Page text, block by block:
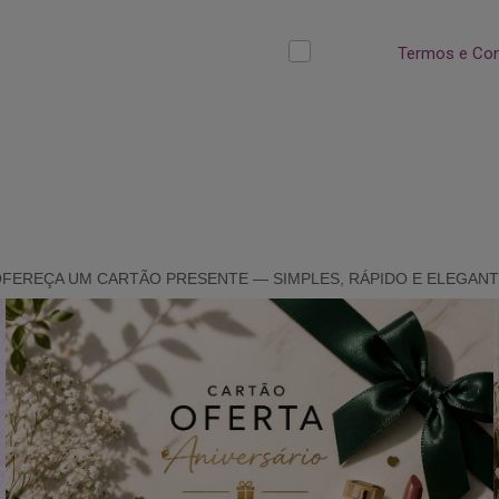
UM CARTÃO PRESENTE — SIMPLES, RÁPIDO E